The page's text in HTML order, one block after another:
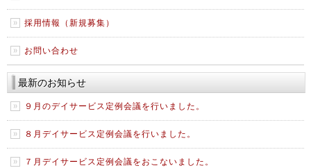
採用情報（新規募集）
お問い合わせ
最新のお知らせ
９月のデイサービス定例会議を行いました。
８月デイサービス定例会議を行いました。
７月デイサービス定例会議をおこないました。